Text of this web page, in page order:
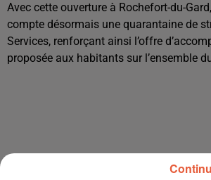
Avec cette ouverture à Rochefort-du-
compte désormais une quarantaine de
Services, renforçant ainsi l’offre
proposée aux habitants sur l’ensemble